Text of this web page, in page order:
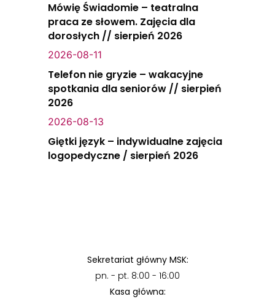
Mówię Świadomie – teatralna
praca ze słowem. Zajęcia dla
dorosłych // sierpień 2026
2026-08-11
Telefon nie gryzie – wakacyjne
spotkania dla seniorów // sierpień
2026
2026-08-13
Giętki język – indywidualne zajęcia
logopedyczne / sierpień 2026
Sekretariat główny MSK:
pn. - pt. 8:00 - 16:00
Kasa główna: